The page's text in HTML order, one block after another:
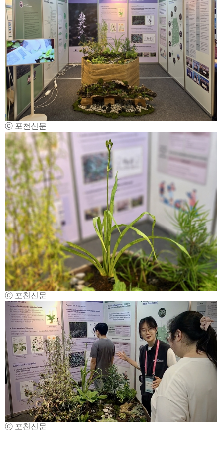
ⓒ 포천신문
ⓒ 포천신문
ⓒ 포천신문